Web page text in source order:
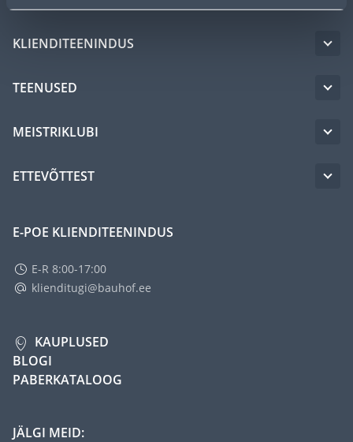
KLIENDITEENINDUS
TEENUSED
MEISTRIKLUBI
ETTEVÕTTEST
E-POE KLIENDITEENINDUS
E-R 8:00-17:00
klienditugi@bauhof.ee
KAUPLUSED
BLOGI
PABERKATALOOG
JÄLGI MEID: